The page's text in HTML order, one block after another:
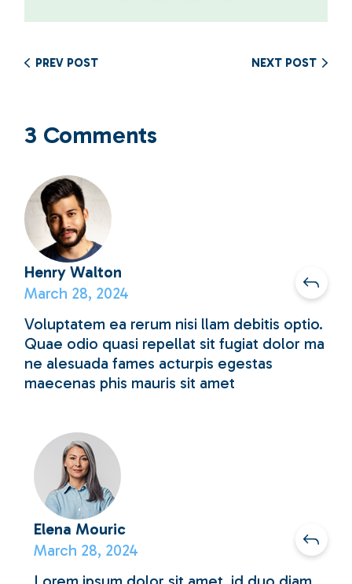
PREV POST NEXT POST
3 Comments
Henry Walton
March 28, 2024
Voluptatem ea rerum nisi llam debitis optio.
Quae odio quasi repellat sit fugiat dolor ma
ne alesuada fames acturpis egestas
maecenas phis mauris sit amet
Elena Mouric
March 28, 2024